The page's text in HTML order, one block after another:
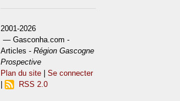
2001-2026
— Gasconha.com -
Articles -Région Gascogne
Prospective
Plan du site |Se connecter
RSS 2.0